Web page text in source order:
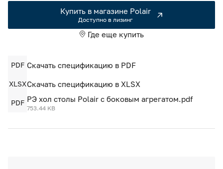
Купить в магазине Polair
Доступно в лизинг
Где еще купить
PDF Скачать спецификацию в PDF
XLSXСкачать спецификацию в XLSX
PDF РЭ хол столы Polair с боковым агрегатом.pdf
753.44 KB